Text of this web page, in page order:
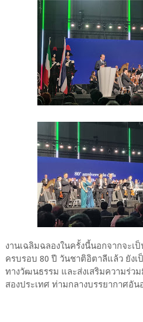
งานเฉลิมฉลองในครั้งนี้นอกจากจะ
ครบรอบ 80 ปี วันชาติอิตาลีแล้ว ยัง
ทางวัฒนธรรม และส่งเสริมความร่ว
สองประเทศ ท่ามกลางบรรยากาศอั